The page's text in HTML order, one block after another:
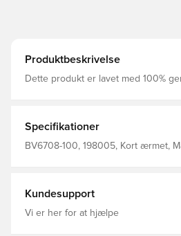
Produktbeskrivelse
Dette produkt er lavet med 100%
på ryggen tilføjer ventilation samt en
Specifikationer
BV6708-100, 198005, Kort ærmet,
Kundesupport
Vi er her for at hjælpe